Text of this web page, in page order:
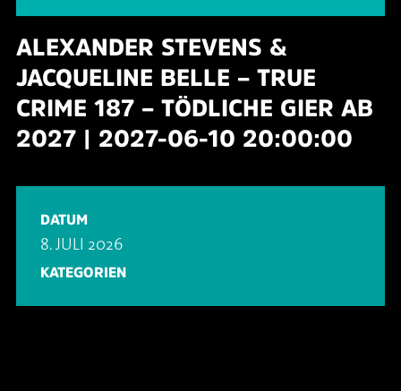
ALEXANDER STEVENS &
JACQUELINE BELLE – TRUE
CRIME 187 – TÖDLICHE GIER AB
2027 | 2027-06-10 20:00:00
DATUM
8. JULI 2026
KATEGORIEN